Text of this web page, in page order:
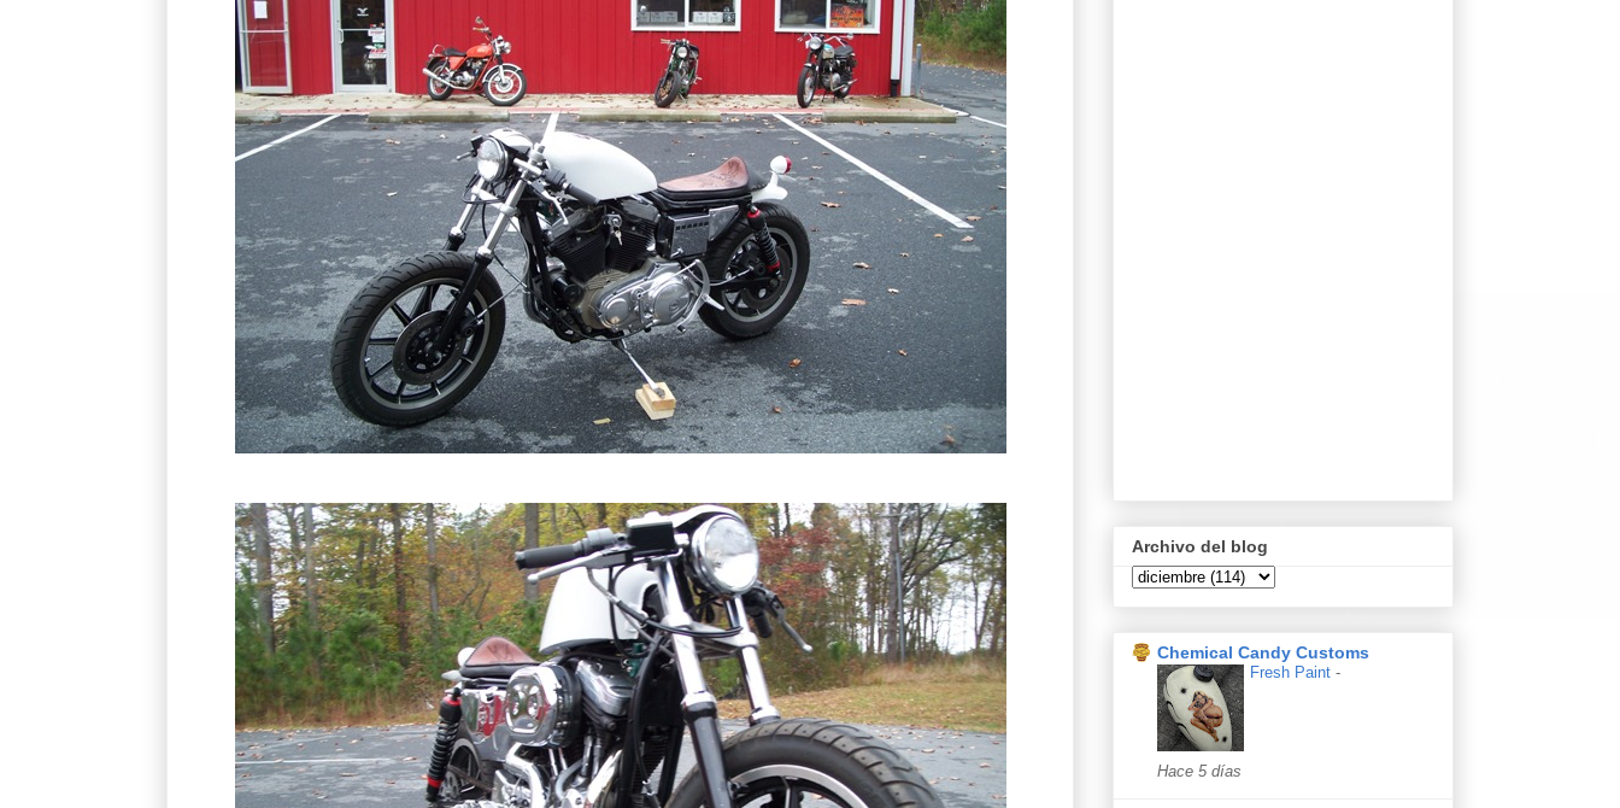
Archivo del blog
Chemical Candy Customs
Fresh Paint -
Hace 5 días